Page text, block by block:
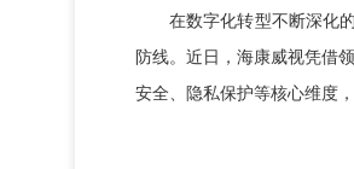
在数字化转型不断深化的
防线。近日，海康威视凭借
安全、隐私保护等核心维度